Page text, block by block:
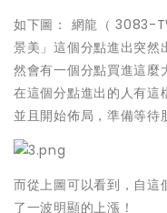
如下圖： 網龍（ 3083-
景美」這個分點進出突
然會有一個分點買進這麼
在這個分點進出的人有這
並且開始佈局，準備等待
而從上圖可以看到，自這
了一波明顯的上漲！